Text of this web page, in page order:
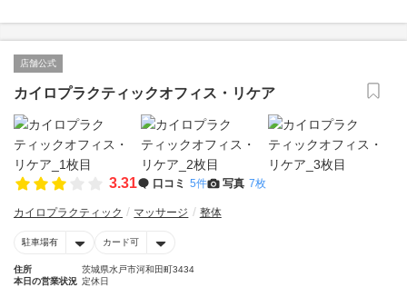
店舗公式
カイロプラクティックオフィス・リケア
3.31 口コミ 5件 写真 7枚
カイロプラクティック マッサージ 整体
駐車場有 カード可
住所
茨城県水戸市河和田町3434
本日の営業状況 定休日